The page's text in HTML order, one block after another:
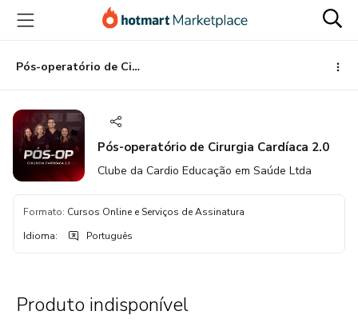
para
conteúdo
principal
para
pagamento
para
rodapé
Pós-operatório de Cirurgia Cardíaca 2.0
Pós-operatório de Cirurgia Cardíaca 2.0
Clube da Cardio Educação em Saúde Ltda
Formato: Cursos Online e Serviços de Assinatura
Idioma: Português
Produto indisponível